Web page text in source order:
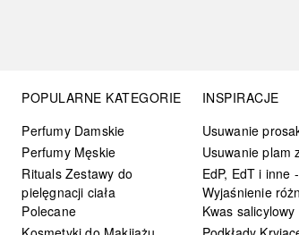
POPULARNE KATEGORIE
Perfumy Damskie
Perfumy Męskie
Rituals Zestawy do
pielęgnacji ciała
Polecane
INSPIRACJE
Usuwanie
Usuwanie plam
EdP, EdT i inne -
Wyjaśnienie
Kwas salicylowy